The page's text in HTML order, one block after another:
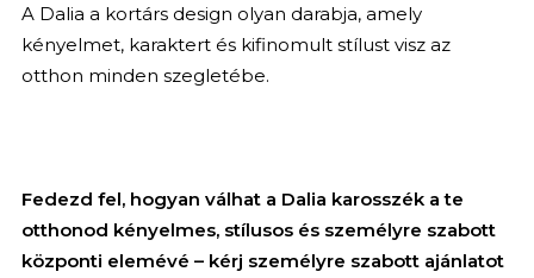
A Dalia a kortárs design olyan darabja, amely
kényelmet, karaktert és kifinomult stílust visz az
otthon minden szegletébe.
Fedezd fel, hogyan válhat a Dalia karosszék a te
otthonod kényelmes, stílusos és személyre szabott
központi elemévé – kérj személyre szabott ajánlatot